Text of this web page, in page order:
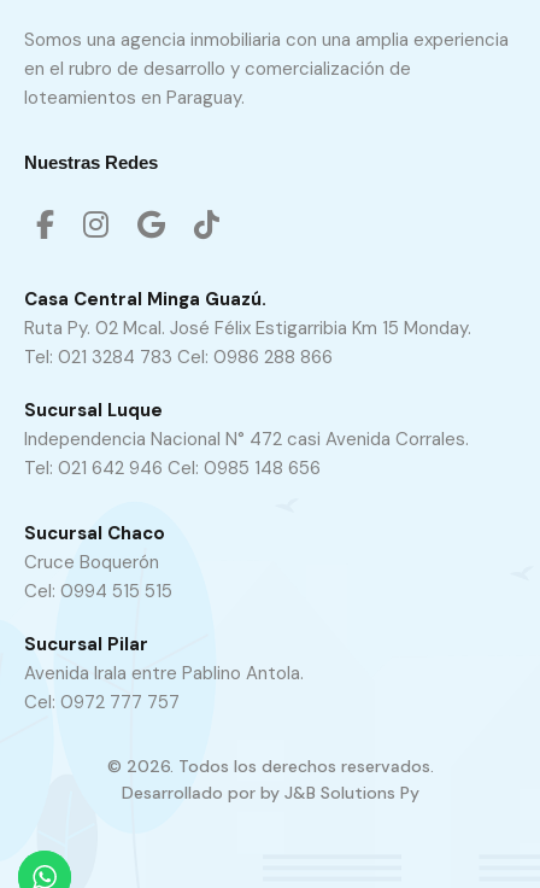
Somos una agencia inmobiliaria con una amplia experiencia
en el rubro de desarrollo y comercialización de
loteamientos en Paraguay.
Nuestras Redes
Casa Central Minga Guazú.
Ruta Py. 02 Mcal. José Félix Estigarribia Km 15 Monday.
Tel: 021 3284 783 Cel: 0986 288 866
Sucursal Luque
Independencia Nacional N° 472 casi Avenida Corrales.
Tel: 021 642 946 Cel: 0985 148 656
Sucursal Chaco
Cruce Boquerón
Cel: 0994 515 515
Sucursal Pilar
Avenida Irala entre Pablino Antola.
Cel: 0972 777 757
© 2026. Todos los derechos reservados.
Desarrollado por by J&B Solutions Py